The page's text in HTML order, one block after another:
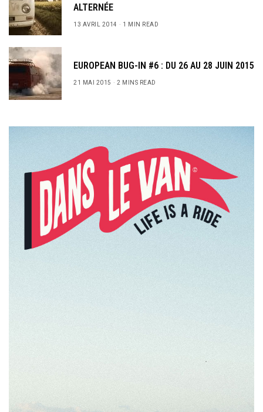
ALTERNÉE
13 AVRIL 2014 1 MIN READ
EUROPEAN BUG-IN #6 : DU 26 AU 28 JUIN 2015
21 MAI 2015 2 MINS READ